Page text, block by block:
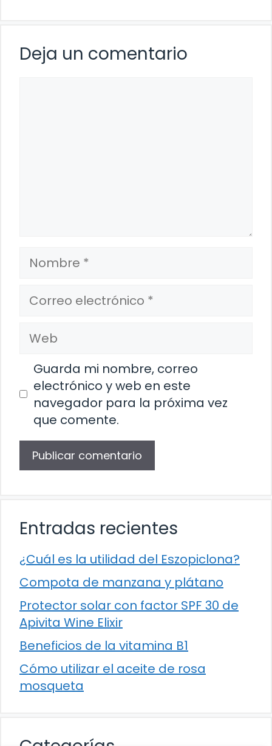
Deja un comentario
Nombre
Correo
electrónico
Web
Guarda mi nombre, correo
electrónico y web en este
navegador para la próxima vez
que comente.
Entradas recientes
¿Cuál es la utilidad del Eszopiclona?
Compota de manzana y plátano
Protector solar con factor SPF 30 de
Apivita Wine Elixir
Beneficios de la vitamina B1
Cómo utilizar el aceite de rosa
mosqueta